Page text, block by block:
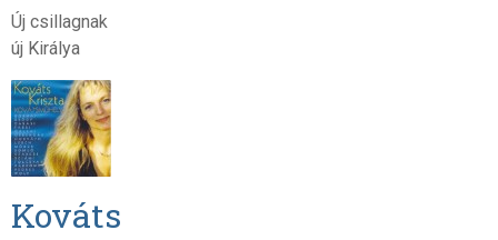
Új csillagnak
új Királya
Kováts